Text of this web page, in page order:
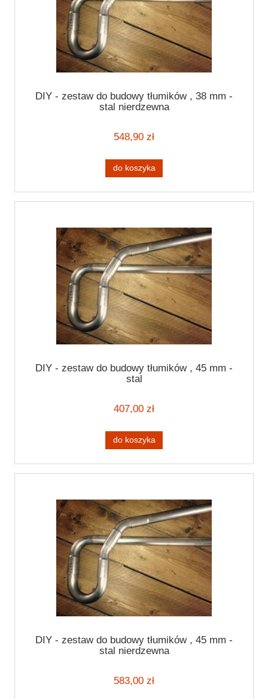
DIY - zestaw do budowy tłumików , 38 mm -
stal nierdzewna
548,90 zł
do koszyka
DIY - zestaw do budowy tłumików , 45 mm -
stal
407,00 zł
do koszyka
DIY - zestaw do budowy tłumików , 45 mm -
stal nierdzewna
583,00 zł